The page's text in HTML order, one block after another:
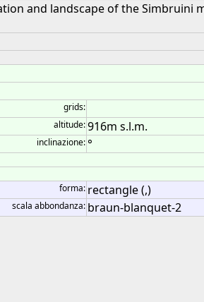
and landscape of the
grids:
altitude:916m s.l.m.
inclinazione: °
forma: rectangle (,)
scala abbondanza: braun-blanquet-2